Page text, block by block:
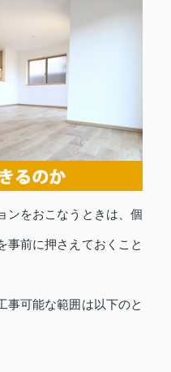
ンをおこなうときは、個
事前に押さえておくこと
事可能な範囲は以下のと